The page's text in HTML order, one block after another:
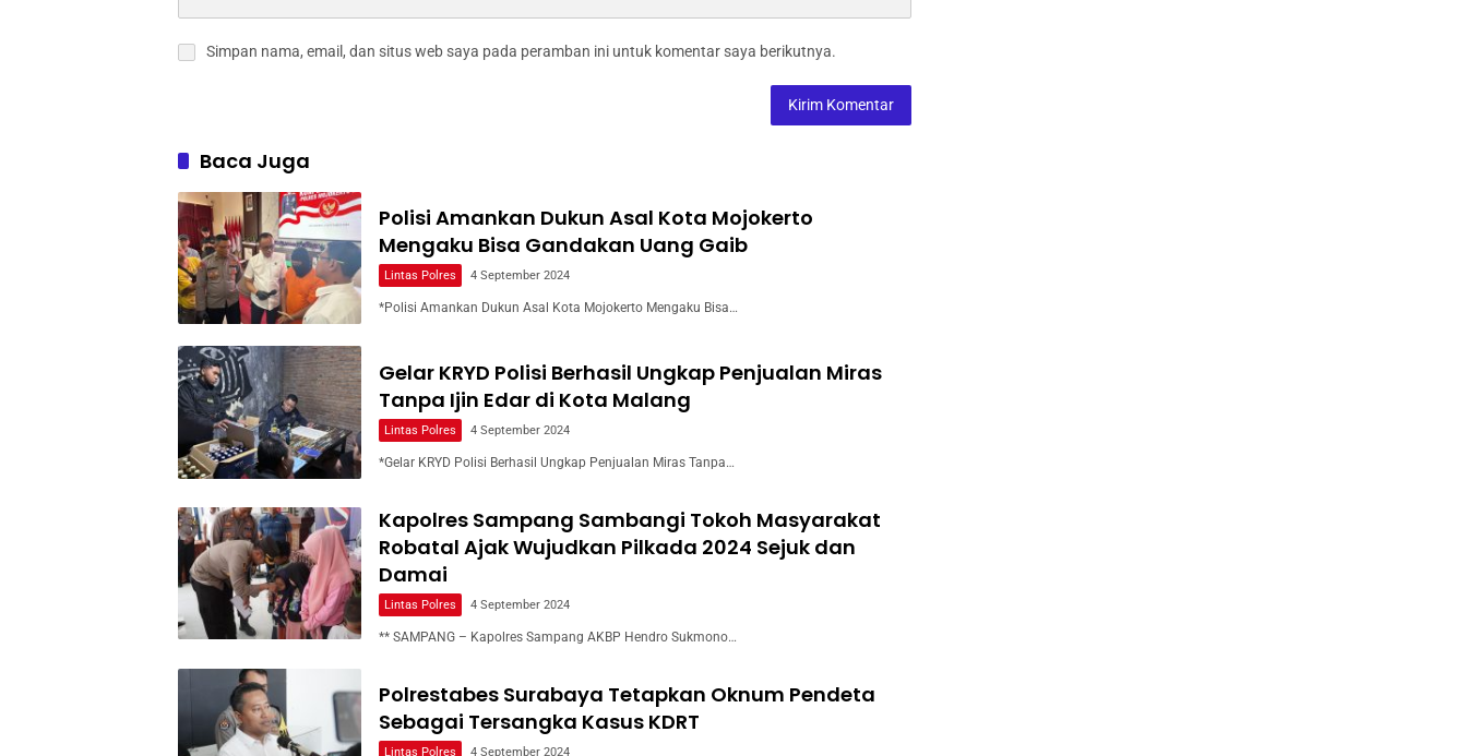
Simpan nama, email, dan situs web saya pada peramban ini untuk komentar saya berikutnya.
Baca Juga
Polisi Amankan Dukun Asal Kota Mojokerto
Mengaku Bisa Gandakan Uang Gaib
Lintas Polres 4 September 2024
*Polisi Amankan Dukun Asal Kota Mojokerto Mengaku Bisa…
Gelar KRYD Polisi Berhasil Ungkap Penjualan Miras
Tanpa Ijin Edar di Kota Malang
Lintas Polres 4 September 2024
*Gelar KRYD Polisi Berhasil Ungkap Penjualan Miras Tanpa…
Kapolres Sampang Sambangi Tokoh Masyarakat
Robatal Ajak Wujudkan Pilkada 2024 Sejuk dan
Damai
Lintas Polres 4 September 2024
** SAMPANG – Kapolres Sampang AKBP Hendro Sukmono…
Polrestabes Surabaya Tetapkan Oknum Pendeta
Sebagai Tersangka Kasus KDRT
Lintas Polres 4 September 2024